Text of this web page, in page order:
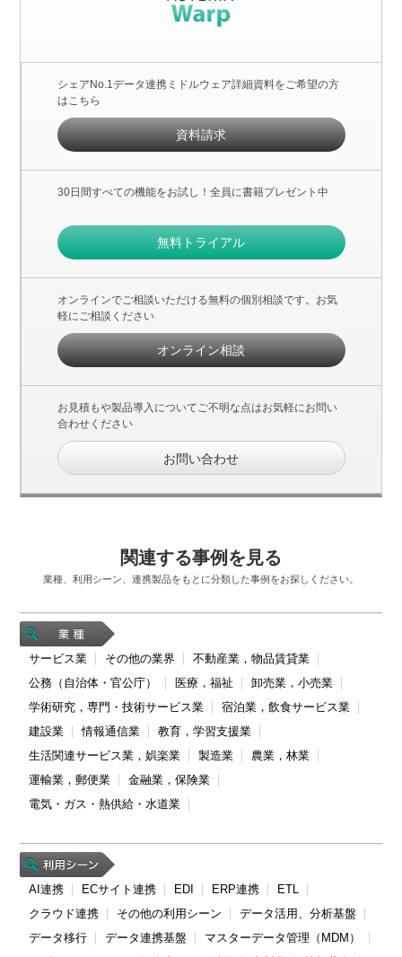
シェアNo.1データ連携ミドルウェア詳細資料をご希望の方
はこちら
資料請求
30日間すべての機能をお試し！全員に書籍プレゼント中
無料トライアル
オンラインでご相談いただける無料の個別相談です。お気
軽にご相談ください
オンライン相談
お見積もや製品導入についてご不明な点はお気軽にお問い
合わせください
お問い合わせ
関連する事例を見る
業種、利用シーン、連携製品をもとに分類した事例をお探しください。
サービス業 その他の業界
不動産業，物品賃貸業
公務（自治体・官公庁）
医療，福祉
卸売業，小売業
学術研究，専門・技術サービス業
宿泊業，飲食サービス業
建設業
情報通信業
教育，学習支援業
生活関連サービス業，娯楽業
製造業
農業，林業
運輸業，郵便業
金融業，保険業
電気・ガス・熱供給・水道業
AI連携 ECサイト連携 EDI ERP連携
ETL
クラウド連携
その他の利用シーン
データ活用、分析基盤
データ移行
データ連携基盤
マスターデータ管理（MDM）